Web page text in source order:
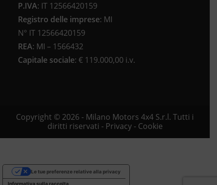
P.IVA: IT 12566420159
Registro delle imprese: MI
N° IT 12566420159
REA: MI – 1566432
Capitale sociale: € 119.000,00 i.v.
Copyright © 2026 - Milano Motors 4x4 S.r.l. Tutti i
diritti riservati - Privacy- Cookie
Informativa sulla raccolta
Le tue preferenze relative alla privacy